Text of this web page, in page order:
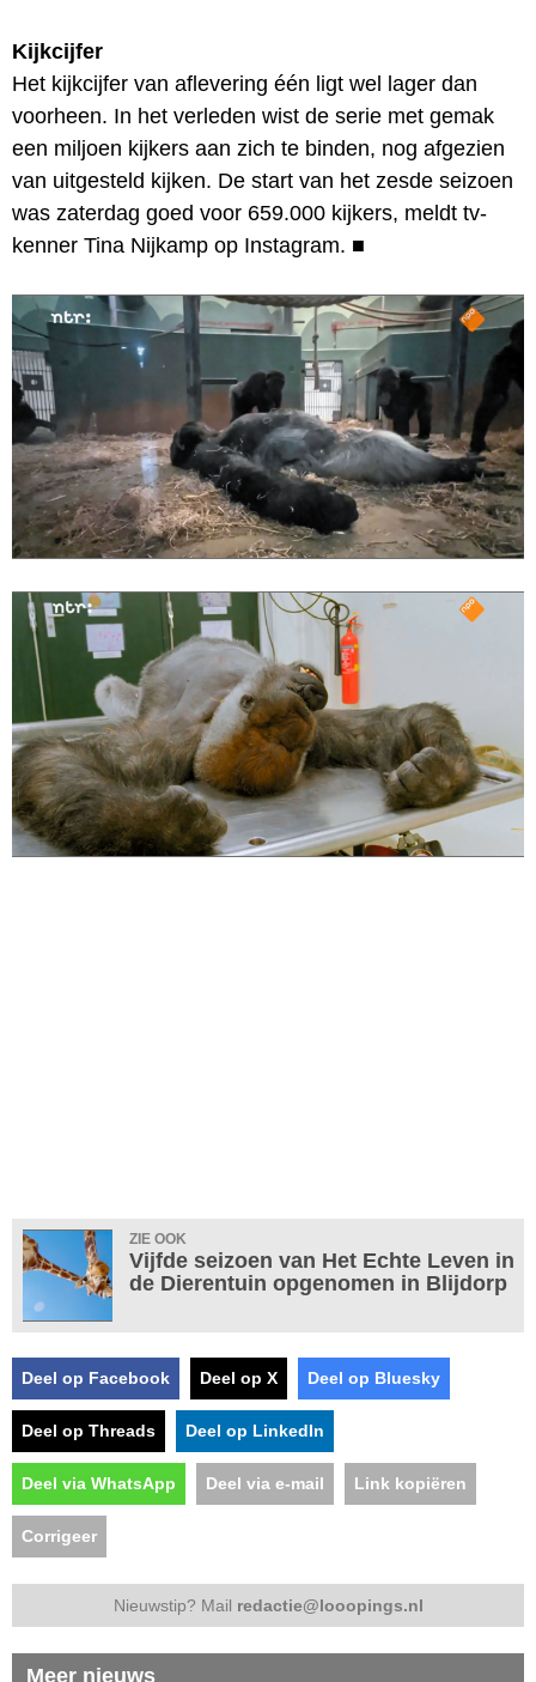
Kijkcijfer
Het kijkcijfer van aflevering één ligt wel lager dan
voorheen. In het verleden wist de serie met gemak
een miljoen kijkers aan zich te binden, nog afgezien
van uitgesteld kijken. De start van het zesde seizoen
was zaterdag goed voor 659.000 kijkers, meldt tv-
kenner Tina Nijkamp op Instagram. ■
ZIE OOK
Vijfde seizoen van Het Echte Leven in
de Dierentuin opgenomen in Blijdorp
Deel op Facebook Deel op X Deel op Bluesky
Deel op Threads Deel op LinkedIn
Deel via WhatsApp Deel via e-mail Link kopiëren
Corrigeer
Nieuwstip? Mail redactie@looopings.nl
Meer nieuws